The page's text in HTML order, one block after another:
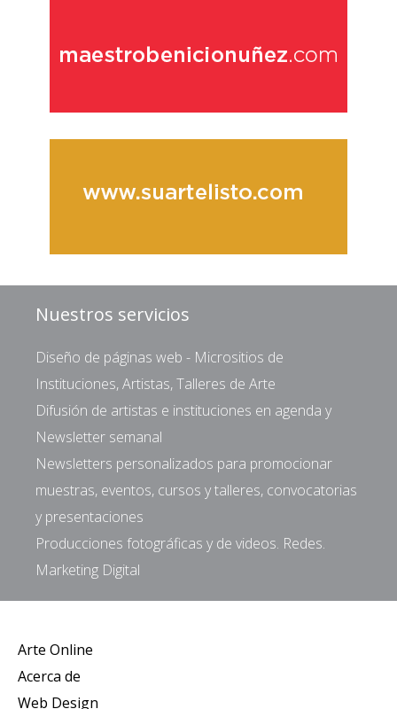
Nuestros servicios
Diseño de páginas web - Micrositios de
Instituciones, Artistas, Talleres de Arte
Difusión de artistas e instituciones en agenda y
Newsletter semanal
Newsletters personalizados para promocionar
muestras, eventos, cursos y talleres, convocatorias
y presentaciones
Producciones fotográficas y de videos. Redes.
Marketing Digital
Arte Online
Acerca de
Web Design